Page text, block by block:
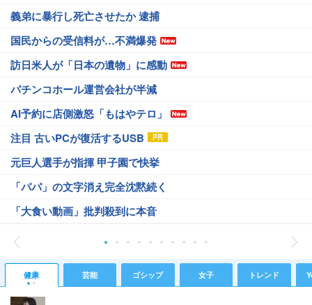
義弟に暴行し死亡させたか 逮捕
国民からの受信料が…不満爆発
訪日米人が「日本の遺物」に感動
パチンコホール運営会社が半減
AI予約に店側激怒「もはやテロ」
注目 古いPCが復活するUSB
元巨人選手が指揮 甲子園で快挙
「パパ」の文字消え完全沈黙続く
「大食い動画」批判殺到に本音
健康 芸能 ゴシップ 女子 トレンド